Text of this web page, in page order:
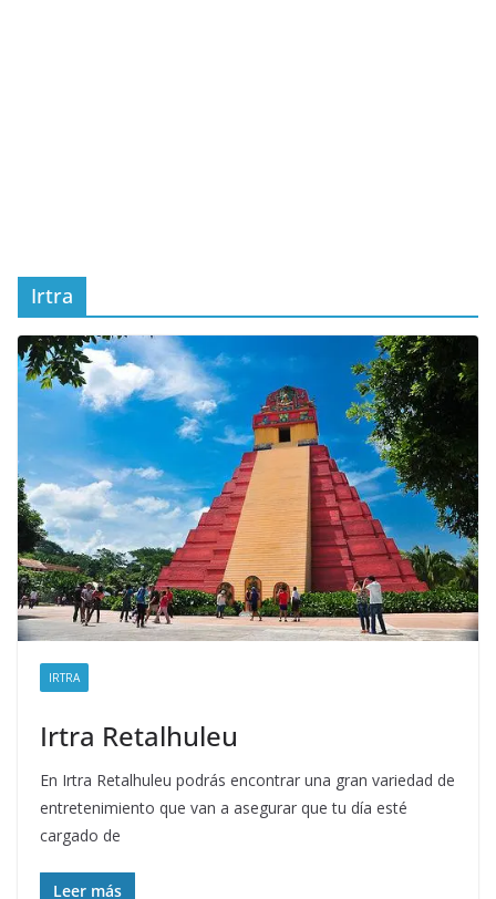
Irtra
IRTRA
Irtra Retalhuleu
En Irtra Retalhuleu podrás encontrar una gran variedad de
entretenimiento que van a asegurar que tu día esté
cargado de
Leer más